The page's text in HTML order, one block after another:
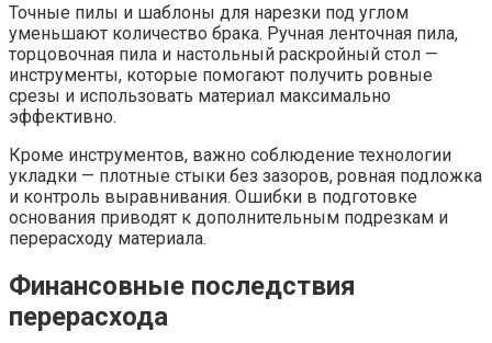
Точные пилы и шаблоны для нарезки под углом
уменьшают количество брака. Ручная ленточная пила,
торцовочная пила и настольный раскройный стол —
инструменты, которые помогают получить ровные
срезы и использовать материал максимально
эффективно.
Кроме инструментов, важно соблюдение технологии
укладки — плотные стыки без зазоров, ровная подложка
и контроль выравнивания. Ошибки в подготовке
основания приводят к дополнительным подрезкам и
перерасходу материала.
Финансовные последствия
перерасхода